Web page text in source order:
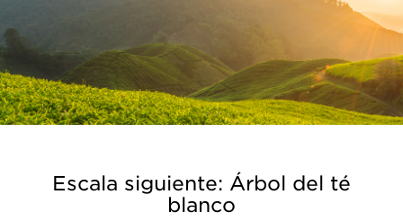
Escala siguiente: Árbol del té
blanco